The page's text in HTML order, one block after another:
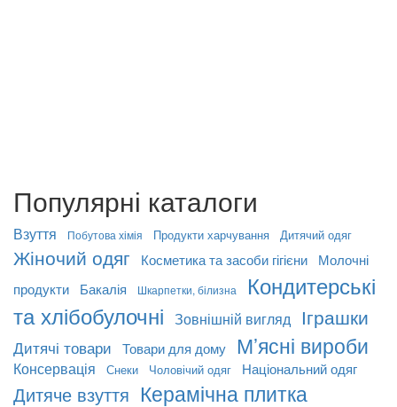
Популярні каталоги
Взуття Побутова хімія Продукти харчування Дитячий одяг
Жіночий одяг Косметика та засоби гігієни
Молочні
продукти
Бакалія Шкарпетки, білизна
Кондитерські
та хлібобулочні Зовнішній вигляд Іграшки
Дитячі товари Товари для дому М’ясні вироби
Консервація Снеки Чоловічий одяг Національний одяг
Дитяче взуття Керамічна плитка